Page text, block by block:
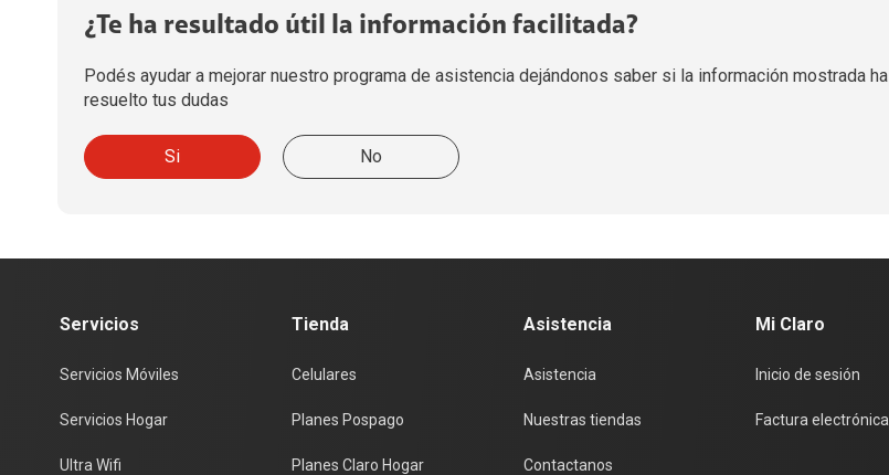
Claro tv+
TV Satelital
¿Te ha resultado útil la información facilitada?
Podés ayudar a mejorar nuestro programa de asistencia dejándonos saber si la información mostrada ha
resuelto tus dudas
Si No
Servicios
Servicios Móviles
Servicios Hogar
Ultra Wifi
Tienda
Celulares
Planes Pospago
Planes Claro Hogar
Asistencia
Asistencia
Nuestras tiendas
Contactanos
Mi Claro
Inicio de sesión
Factura electrónica